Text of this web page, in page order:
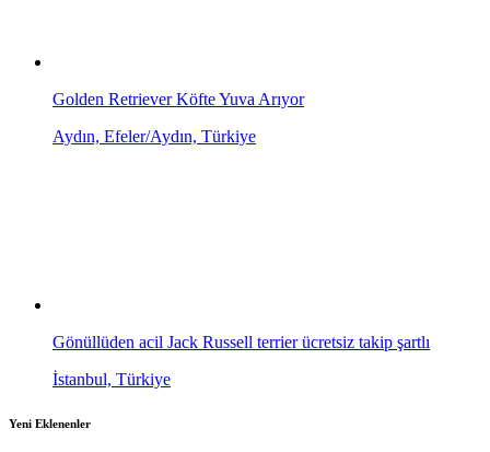
Golden Retriever Köfte Yuva Arıyor
Aydın, Efeler/Aydın, Türkiye
Gönüllüden acil Jack Russell terrier ücretsiz takip şartlı
İstanbul, Türkiye
Yeni Eklenenler